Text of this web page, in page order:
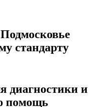
стандарту
диагностики и
помощь